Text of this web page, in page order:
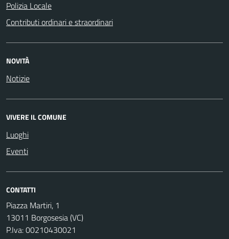
Polizia Locale
Contributi ordinari e straordinari
NOVITÀ
Notizie
VIVERE IL COMUNE
Luoghi
Eventi
CONTATTI
Piazza Martiri, 1
13011 Borgosesia (VC)
P.Iva: 00210430021